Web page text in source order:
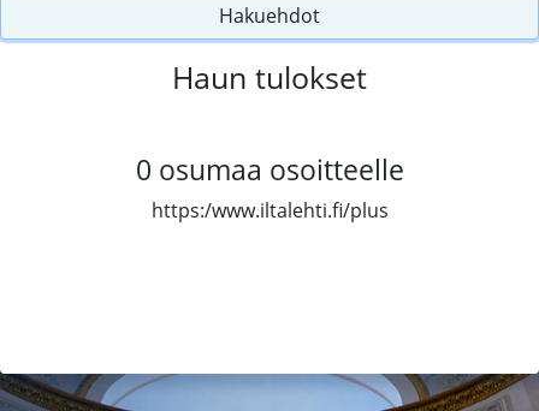
Hakuehdot
Haun tulokset
0 osumaa osoitteelle
https:/www.iltalehti.fi/plus